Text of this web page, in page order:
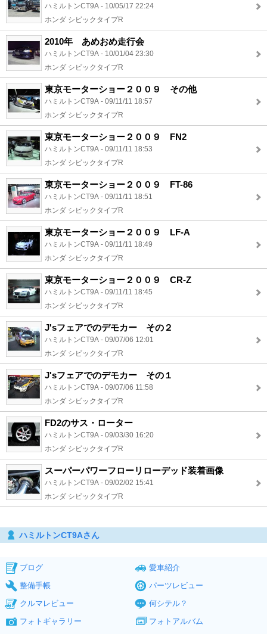
ハミルトンCT9A - 10/05/17 22:24
ホンダ シビックタイプR
2010年 あめおめ走行会
ハミルトンCT9A - 10/01/04 23:30
ホンダ シビックタイプR
東京モーターショー２００９ その他
ハミルトンCT9A - 09/11/11 18:57
ホンダ シビックタイプR
東京モーターショー２００９ FN2
ハミルトンCT9A - 09/11/11 18:53
ホンダ シビックタイプR
東京モーターショー２００９ FT-86
ハミルトンCT9A - 09/11/11 18:51
ホンダ シビックタイプR
東京モーターショー２００９ LF-A
ハミルトンCT9A - 09/11/11 18:49
ホンダ シビックタイプR
東京モーターショー２００９ CR-Z
ハミルトンCT9A - 09/11/11 18:45
ホンダ シビックタイプR
J'sフェアでのデモカー その２
ハミルトンCT9A - 09/07/06 12:01
ホンダ シビックタイプR
J'sフェアでのデモカー その１
ハミルトンCT9A - 09/07/06 11:58
ホンダ シビックタイプR
FD2のサス・ローター
ハミルトンCT9A - 09/03/30 16:20
ホンダ シビックタイプR
スーパーパワーフローリローデッド装着画像
ハミルトンCT9A - 09/02/02 15:41
ホンダ シビックタイプR
ハミルトンCT9Aさん
ブログ
愛車紹介
整備手帳
パーツレビュー
クルマレビュー
何シテル？
フォトギャラリー
フォトアルバム